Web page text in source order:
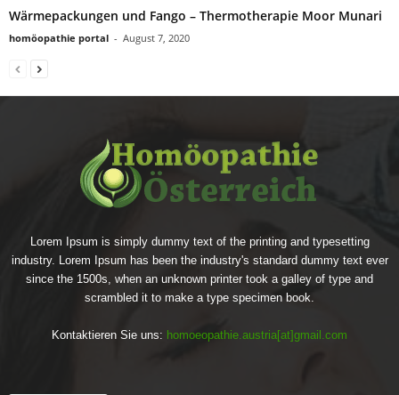
Wärmepackungen und Fango – Thermotherapie Moor Munari
homöopathie portal - August 7, 2020
Lorem Ipsum is simply dummy text of the printing and typesetting
industry. Lorem Ipsum has been the industry's standard dummy text ever
since the 1500s, when an unknown printer took a galley of type and
scrambled it to make a type specimen book.
Kontaktieren Sie uns: homoeopathie.austria[at]gmail.com